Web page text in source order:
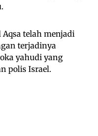
telah menjadi
terjadinya
yahudi yang
polis Israel.